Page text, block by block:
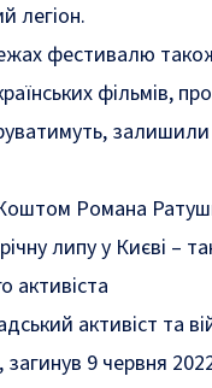
легіон.
фестивалю
фільмів,
залишили
Романа
липу у Києві –
активіста
активіст та
загинув 9 червня